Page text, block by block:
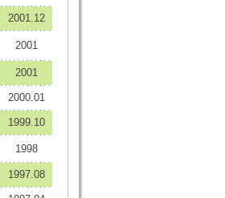
2001.12
2001
2001
2000.01
1999.10
1998
1997.08